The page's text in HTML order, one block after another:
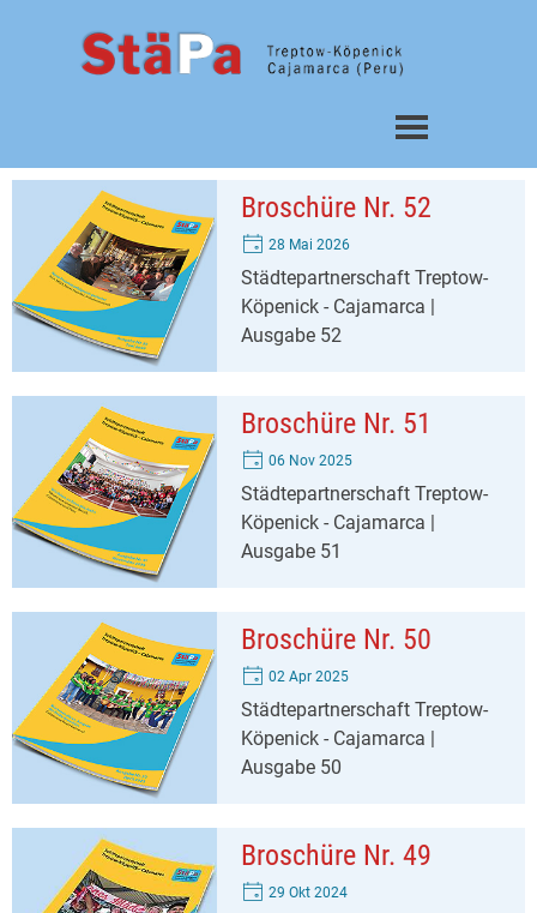
Menü überspringen
Broschüre Nr. 52
28 Mai 2026
Städtepartnerschaft Treptow-
Köpenick - Cajamarca |
Ausgabe 52
Broschüre Nr. 51
06 Nov 2025
Städtepartnerschaft Treptow-
Köpenick - Cajamarca |
Ausgabe 51
Broschüre Nr. 50
02 Apr 2025
Städtepartnerschaft Treptow-
Köpenick - Cajamarca |
Ausgabe 50
Broschüre Nr. 49
29 Okt 2024